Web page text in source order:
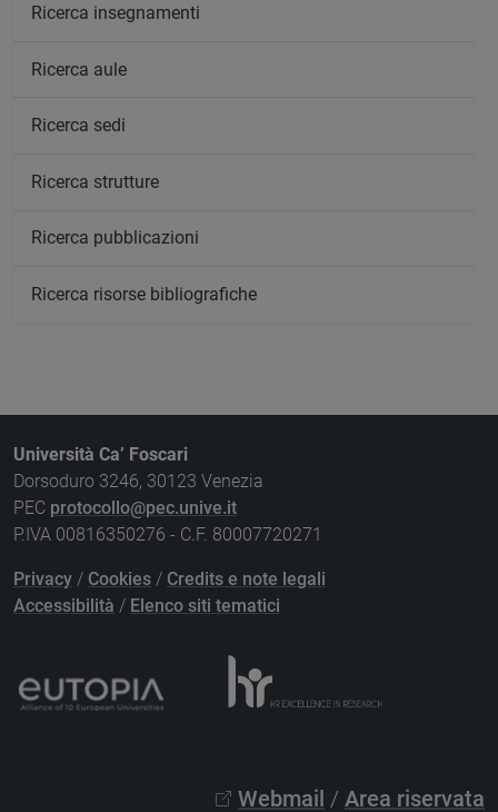
Ricerca insegnamenti
Ricerca aule
Ricerca sedi
Ricerca strutture
Ricerca pubblicazioni
Ricerca risorse bibliografiche
Università Ca’ Foscari
Dorsoduro 3246, 30123 Venezia
PEC protocollo@pec.unive.it
P.IVA 00816350276 - C.F. 80007720271
Privacy / Cookies / Credits e note legali
Accessibilità / Elenco siti tematici
Webmail / Area riservata